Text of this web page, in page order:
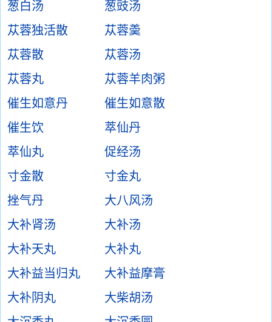
葱白汤
葱豉汤
苁蓉独活散
苁蓉羮
苁蓉散
苁蓉汤
苁蓉丸
苁蓉羊肉粥
催生如意丹
催生如意散
催生饮
萃仙丹
萃仙丸
促经汤
寸金散
寸金丸
挫气丹
大八风汤
大补肾汤
大补汤
大补天丸
大补丸
大补益当归丸
大补益摩膏
大补阴丸
大柴胡汤